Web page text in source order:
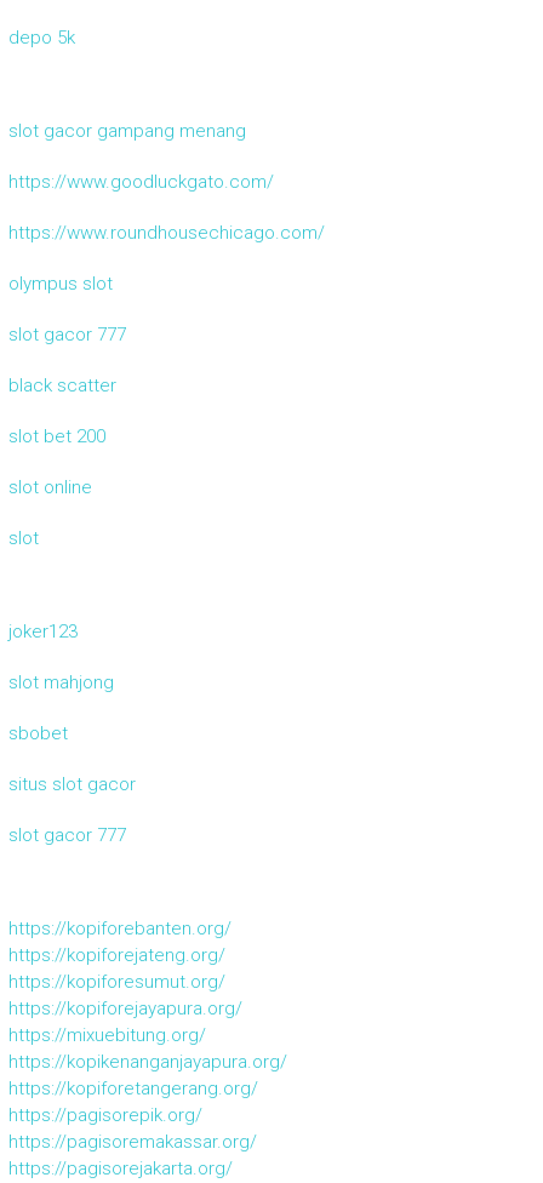
depo 5k
slot gacor gampang menang
https://www.goodluckgato.com/
https://www.roundhousechicago.com/
olympus slot
slot gacor 777
black scatter
slot bet 200
slot online
slot
joker123
slot mahjong
sbobet
situs slot gacor
slot gacor 777
https://kopiforebanten.org/
https://kopiforejateng.org/
https://kopiforesumut.org/
https://kopiforejayapura.org/
https://mixuebitung.org/
https://kopikenanganjayapura.org/
https://kopiforetangerang.org/
https://pagisorepik.org/
https://pagisoremakassar.org/
https://pagisorejakarta.org/